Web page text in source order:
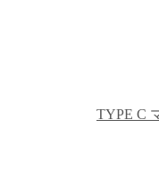
TYPE C